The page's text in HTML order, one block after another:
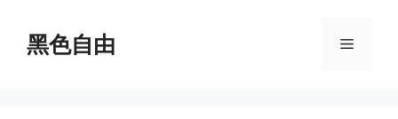
黑色自由 菜